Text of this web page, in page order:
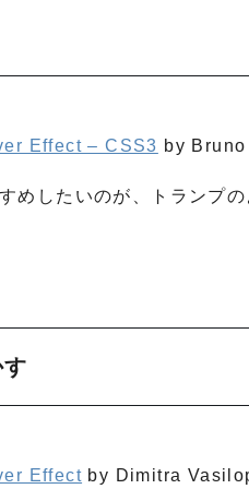
Effect – CSS3 by
めしたいのが、トランプ
Effect by Dimitra